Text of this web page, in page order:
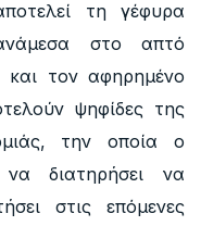
τη γέφυρα
στο απτό
και τον αφηρημένο
ψηφίδες της
την οποία ο
διατηρήσει να
στις επόμενες